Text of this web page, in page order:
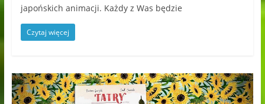
japońskich animacji. Każdy z Was będzie
Czytaj więcej